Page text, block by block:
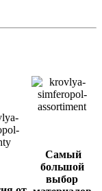
Самый
большой
выбор